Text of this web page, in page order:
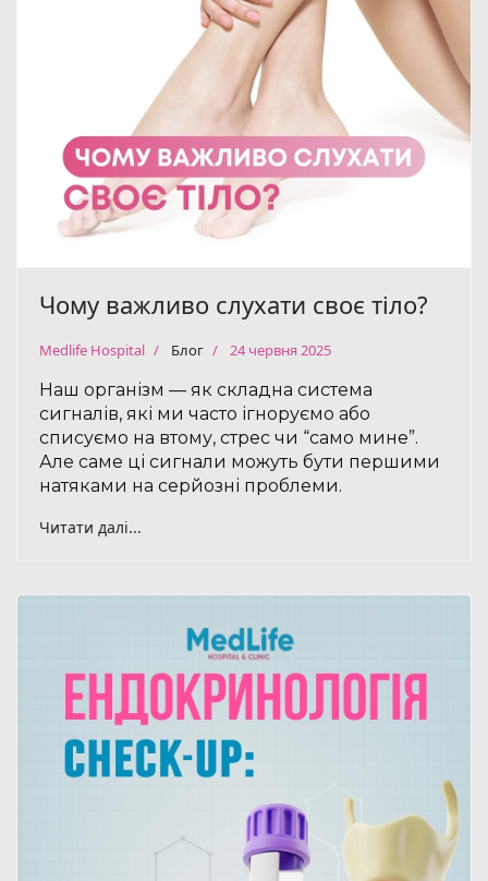
Чому важливо слухати своє тіло?
Medlife Hospital Блог 24 червня 2025
Наш організм — як складна система
сигналів, які ми часто ігноруємо або
списуємо на втому, стрес чи “само мине”.
Але саме ці сигнали можуть бути першими
натяками на серйозні проблеми.
Читати далі...